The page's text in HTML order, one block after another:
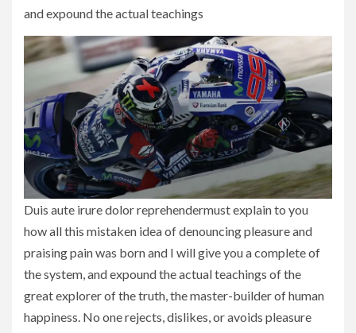
and expound the actual teachings
Duis aute irure dolor reprehendermust explain to you
how all this mistaken idea of denouncing pleasure and
praising pain was born and I will give you a complete of
the system, and expound the actual teachings of the
great explorer of the truth, the master-builder of human
happiness. No one rejects, dislikes, or avoids pleasure